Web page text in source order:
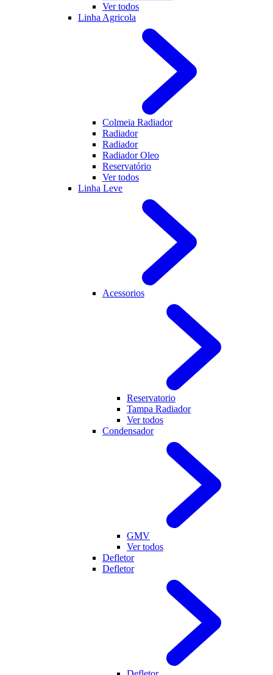
Ver todos
Linha Agricola
Colmeia Radiador
Radiador
Radiador
Radiador Oleo
Reservatório
Ver todos
Linha Leve
Acessorios
Reservatorio
Tampa Radiador
Ver todos
Condensador
GMV
Ver todos
Defletor
Defletor